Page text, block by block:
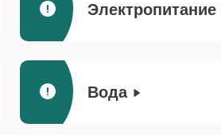
Электропитание
Вода